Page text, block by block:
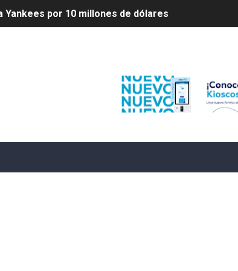
Yankees por 10 millones de dólares
de Cuba deja dos personas muertas y otra
franceses por torturar hasta la muerte a su